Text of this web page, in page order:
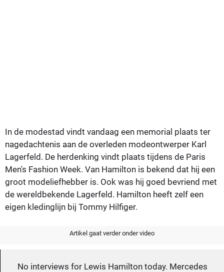
In de modestad vindt vandaag een memorial plaats ter
nagedachtenis aan de overleden modeontwerper Karl
Lagerfeld. De herdenking vindt plaats tijdens de Paris
Men's Fashion Week. Van Hamilton is bekend dat hij een
groot modeliefhebber is. Ook was hij goed bevriend met
de wereldbekende Lagerfeld. Hamilton heeft zelf een
eigen kledinglijn bij Tommy Hilfiger.
Artikel gaat verder onder video
No interviews for Lewis Hamilton today. Mercedes